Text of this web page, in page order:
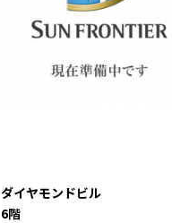
ダイヤモンドビル
6階